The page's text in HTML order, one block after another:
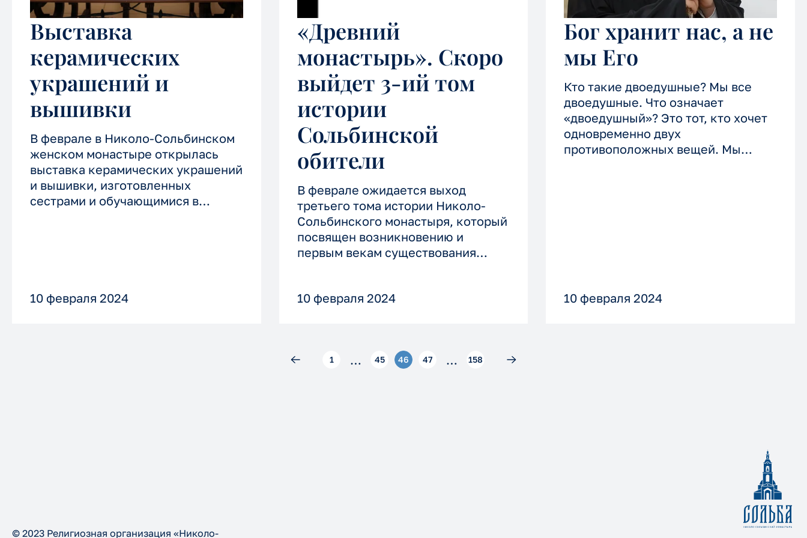
Выставка
керамических
украшений и
вышивки
В феврале в Николо-Сольбинском
женском монастыре открылась
выставка керамических украшений
и вышивки, изготовленных
сестрами и обучающимися в
10 февраля 2024
«Древний
монастырь». Скоро
выйдет 3-ий том
истории
Сольбинской
обители
В феврале ожидается выход
третьего тома истории Николо-
Сольбинского монастыря, который
посвящен возникновению и
первым векам существования
ваши заявки на pressa@solba.ru
10 февраля 2024
Бог хранит нас, а не
мы Его
Кто такие двоедушные? Мы все
двоедушные. Что означает
«двоедушный»? Это тот, кто хочет
одновременно двух
противоположных вещей. Мы
10 февраля 2024
1 … 45 46 47 … 158
© 2023 Религиозная организация «Николо-